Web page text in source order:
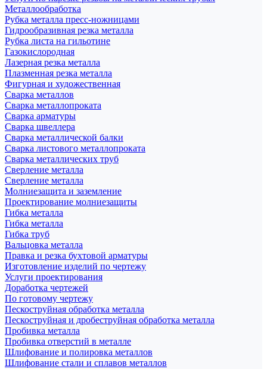
Металлообработка
Рубка металла пресс-ножницами
Гидрообразивная резка металла
Рубка листа на гильотине
Газокислородная
Лазерная резка металла
Плазменная резка металла
Фигурная и художественная
Сварка металлов
Сварка металлопроката
Сварка арматуры
Сварка швеллера
Сварка металлической балки
Сварка листового металлопроката
Сварка металлических труб
Сверление металла
Сверление металла
Молниезащита и заземление
Проектирование молниезащиты
Гибка металла
Гибка металла
Гибка труб
Вальцовка металла
Правка и резка бухтовой арматуры
Изготовление изделий по чертежу
Услуги проектирования
Доработка чертежей
По готовому чертежу
Пескоструйная обработка металла
Пескоструйная и дробеструйная обработка металла
Пробивка металла
Пробивка отверстий в металле
Шлифование и полировка металлов
Шлифование стали и сплавов металлов